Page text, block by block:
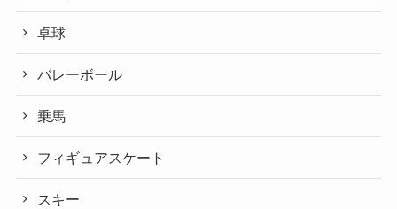
卓球
バレーボール
乗馬
フィギュアスケート
スキー